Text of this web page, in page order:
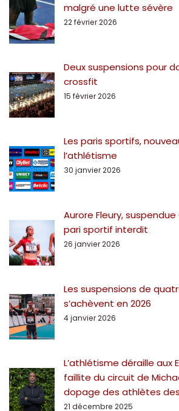
malgré une lutte sévère
22 février 2026
Deux suspensions pour
crossfit
15 février 2026
Les paris sportifs,
l’athlétisme
30 janvier 2026
Aurore Fleury,
pari sportif interdit
26 janvier 2026
Les suspensions de
s’achèvent en 2026
4 janvier 2026
L’athlétisme déraille aux
faillite du circuit de
dopage des athlètes
21 décembre 2025